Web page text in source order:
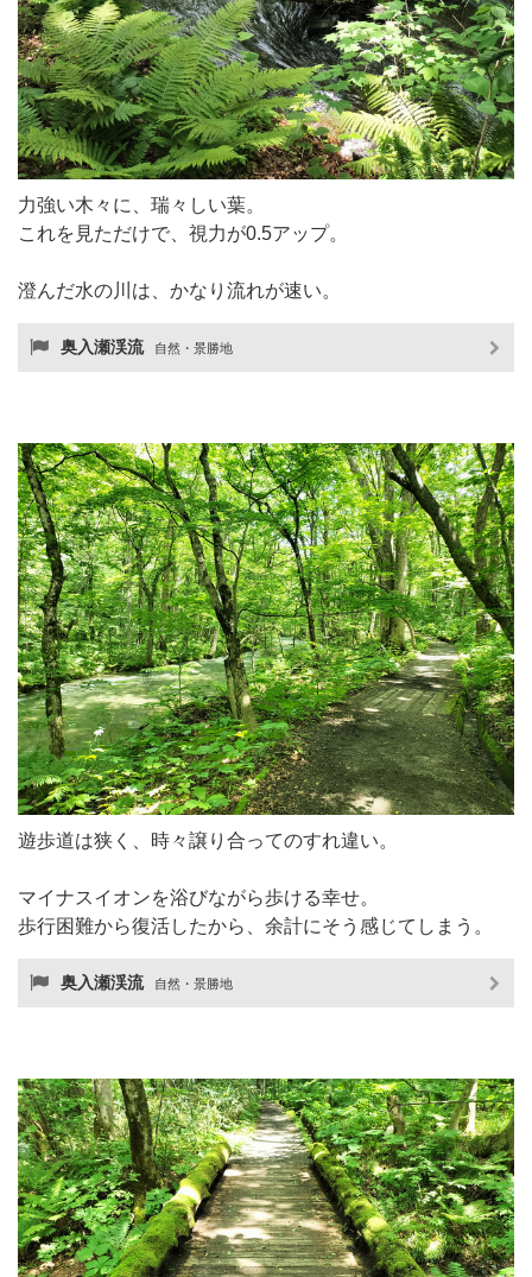
力強い木々に、瑞々しい葉。
これを見ただけで、視力が0.5アップ。
澄んだ水の川は、かなり流れが速い。
奥入瀬渓流 自然・景勝地
遊歩道は狭く、時々譲り合ってのすれ違い。
マイナスイオンを浴びながら歩ける幸せ。
歩行困難から復活したから、余計にそう感じてしまう。
奥入瀬渓流 自然・景勝地